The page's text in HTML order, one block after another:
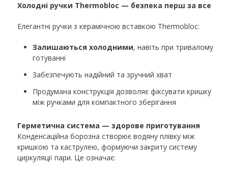
Холодні ручки Thermobloc — безпека перш за все
Елегантні ручки з керамічною вставкою Thermobloc:
Залишаються холодними, навіть при тривалому
готуванні
Забезпечують надійний та зручний хват
Продумана конструкція дозволяє фіксувати кришку
між ручками для компактного зберігання
Герметична система — здорове приготування
Конденсаційна борозна створює водяну плівку між
кришкою та каструлею, формуючи закриту систему
циркуляції пари. Це означає: